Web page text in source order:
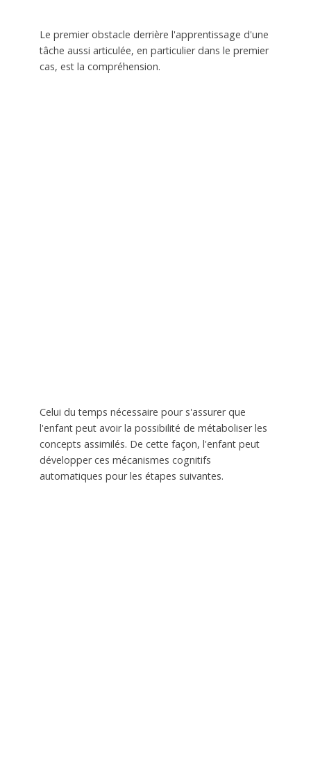
Le premier obstacle derrière l'apprentissage d'une
tâche aussi articulée, en particulier dans le premier
cas, est la compréhension.
Celui du temps nécessaire pour s'assurer que
l'enfant peut avoir la possibilité de métaboliser les
concepts assimilés. De cette façon, l'enfant peut
développer ces mécanismes cognitifs
automatiques pour les étapes suivantes.